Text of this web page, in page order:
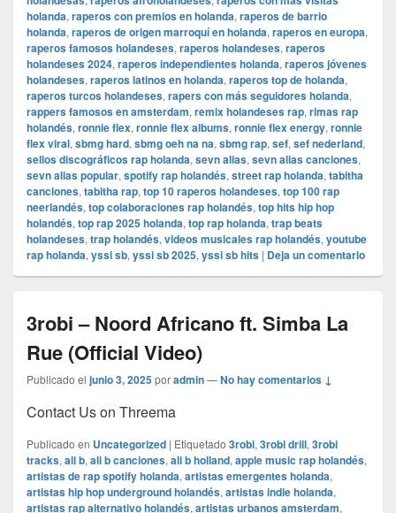
holanda, raperos con premios en holanda, raperos de barrio
holanda, raperos de origen marroquí en holanda, raperos en europa,
raperos famosos holandeses, raperos holandeses, raperos
holandeses 2024, raperos independientes holanda, raperos jóvenes
holandeses, raperos latinos en holanda, raperos top de holanda,
raperos turcos holandeses, rapers con más seguidores holanda,
rappers famosos en amsterdam, remix holandeses rap, rimas rap
holandés, ronnie flex, ronnie flex albums, ronnie flex energy, ronnie
flex viral, sbmg hard, sbmg oeh na na, sbmg rap, sef, sef nederland,
sellos discográficos rap holanda, sevn alias, sevn alias canciones,
sevn alias popular, spotify rap holandés, street rap holanda, tabitha
canciones, tabitha rap, top 10 raperos holandeses, top 100 rap
neerlandés, top colaboraciones rap holandés, top hits hip hop
holandés, top rap 2025 holanda, top rap holanda, trap beats
holandeses, trap holandés, videos musicales rap holandés, youtube
rap holanda, yssi sb, yssi sb 2025, yssi sb hits | Deja un comentario
3robi – Noord Africano ft. Simba La
Rue (Official Video)
Publicado el junio 3, 2025poradmin—No hay comentarios ↓
Contact Us on Threema
Publicado en Uncategorized | Etiquetado 3robi, 3robi drill, 3robi
tracks, ali b, ali b canciones, ali b holland, apple music rap holandés,
artistas de rap spotify holanda, artistas emergentes holanda,
artistas hip hop underground holandés, artistas indie holanda,
artistas rap alternativo holandés, artistas urbanos amsterdam,